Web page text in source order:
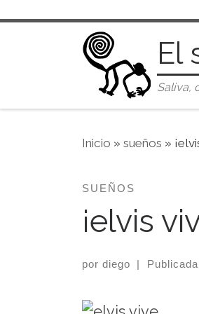
Saltar al contenido
El
Saliva,
Inicio » sueños »
SUEÑOS
¡elvis
por diego | Publicada